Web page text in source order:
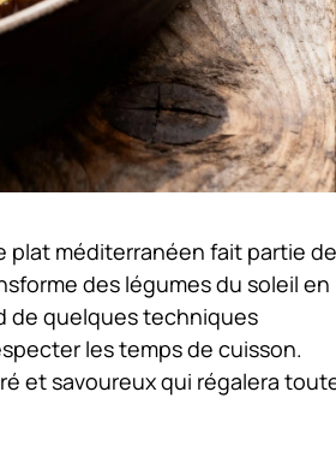
plat méditerranéen fait partie
des légumes du soleil en
de quelques techniques
les temps de cuisson.
et savoureux qui régalera